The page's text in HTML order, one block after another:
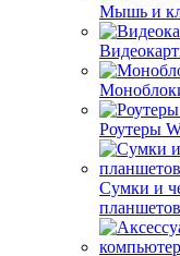
Мышь и
Роутеры
Сумки и